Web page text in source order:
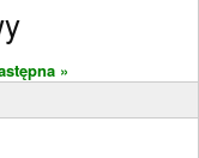
»